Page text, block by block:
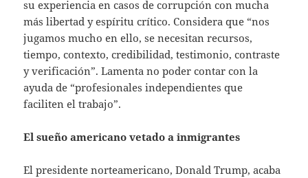
su experiencia en casos de corrupción con mucha
más libertad y espíritu crítico. Considera que “nos
jugamos mucho en ello, se necesitan recursos,
tiempo, contexto, credibilidad, testimonio, contraste
y verificación”. Lamenta no poder contar con la
ayuda de “profesionales independientes que
faciliten el trabajo”.
El sueño americano vetado a inmigrantes
El presidente norteamericano, Donald Trump, acaba